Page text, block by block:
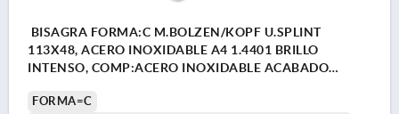
BISAGRA FORMA:C M.BOLZEN/KOPF U.SPLINT
113X48, ACERO INOXIDABLE A4 1.4401 BRILLO
INTENSO, COMP:ACERO INOXIDABLE ACABADO
FORMA=C